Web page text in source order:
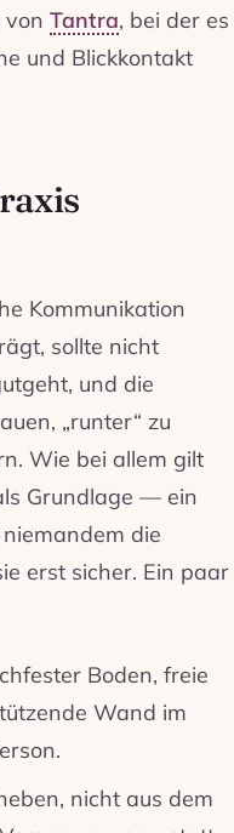
Tantra, bei der es
und Blickkontakt
Kommunikation
sollte nicht
und die
„runter“ zu
Wie bei allem gilt
Grundlage — ein
die
erst sicher. Ein paar
Boden, freie
Wand im
nicht aus dem